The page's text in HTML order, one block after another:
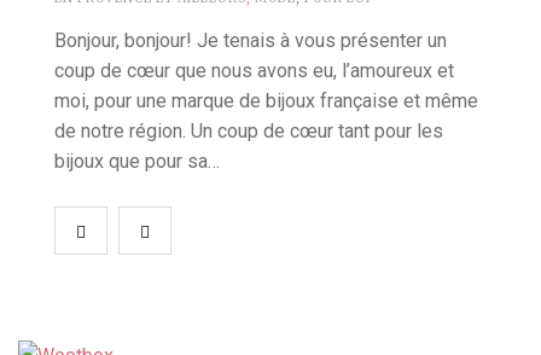
Bonjour, bonjour! Je tenais à vous présenter un
coup de cœur que nous avons eu, l’amoureux et
moi, pour une marque de bijoux française et même
de notre région. Un coup de cœur tant pour les
bijoux que pour sa…